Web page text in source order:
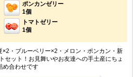
ポンカンゼリー
1個
トマトゼリー
1個
・ブルーベリー×2・メロン・ポンカン・新
セット！お見舞いやお友達への手土産にちょ
め合わせです